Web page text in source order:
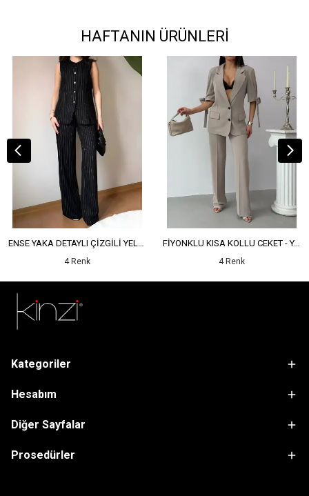
HAFTANIN ÜRÜNLERİ
ENSE YAKA DETAYLI ÇİZGİLİ YELEK - YÜKSEK BEL DETAYLI ÇİZGİLİ PANTOLON
4 Renk
FİYONKLU KISA KOLLU CEKET - YÜKSEK BEL SALAŞ PANTOLON
4 Renk
Kategoriler
Hesabım
Diğer Sayfalar
Prosedürler